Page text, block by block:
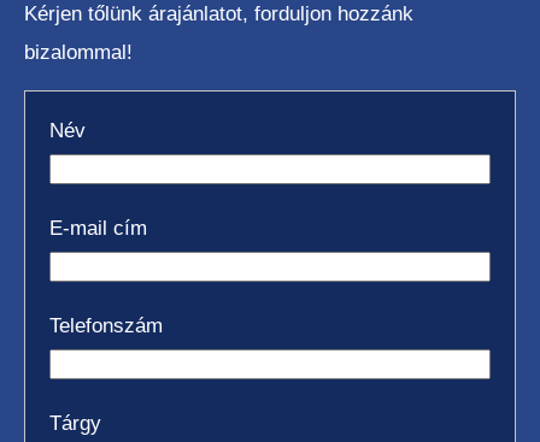
TARGONCA
BELTÉRI ELEKTROMOS HOMLOKVILLÁS
TARGONCA
Kérjen tőlünk árajánlatot, forduljon hozzánk
bizalommal!
Név
E-mail cím
Telefonszám
Tárgy